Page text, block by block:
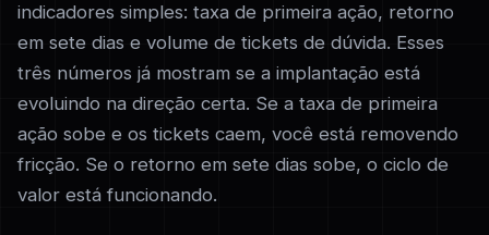
indicadores simples: taxa de primeira ação, retorno
em sete dias e volume de tickets de dúvida. Esses
três números já mostram se a implantação está
evoluindo na direção certa. Se a taxa de primeira
ação sobe e os tickets caem, você está removendo
fricção. Se o retorno em sete dias sobe, o ciclo de
valor está funcionando.